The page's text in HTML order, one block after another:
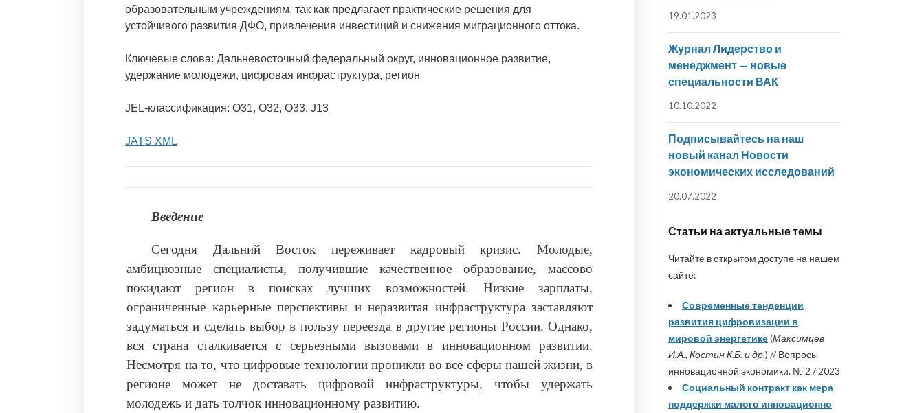
образовательным учреждениям, так как предлагает практические решения для
устойчивого развития ДФО, привлечения инвестиций и снижения миграционного оттока.
Ключевые слова: Дальневосточный федеральный округ, инновационное развитие,
удержание молодежи, цифровая инфраструктура, регион
JEL-классификация: O31, O32, O33, J13
JATS XML
Введение
Сегодня Дальний Восток переживает кадровый кризис. Молодые,
амбициозные специалисты, получившие качественное образование, массово
покидают регион в поисках лучших возможностей. Низкие зарплаты,
ограниченные карьерные перспективы и неразвитая инфраструктура заставляют
задуматься и сделать выбор в пользу переезда в другие регионы России. Однако,
вся страна сталкивается с серьезными вызовами в инновационном развитии.
Несмотря на то, что цифровые технологии проникли во все сферы нашей жизни, в
регионе может не доставать цифровой инфраструктуры, чтобы удержать
молодежь и дать толчок инновационному развитию.
19.01.2023
Журнал Лидерство и
менеджмент — новые
специальности ВАК
10.10.2022
Подписывайтесь на наш
новый канал Новости
экономических исследований
20.07.2022
Статьи на актуальные темы
Читайте в открытом доступе на нашем
сайте:
Современные тенденции
развития цифровизации в
мировой энергетике(Максимцев
И.А., Костин К.Б. и др.) // Вопросы
инновационной экономики. № 2 / 2023
Социальный контракт как мера
поддержки малого инновационно